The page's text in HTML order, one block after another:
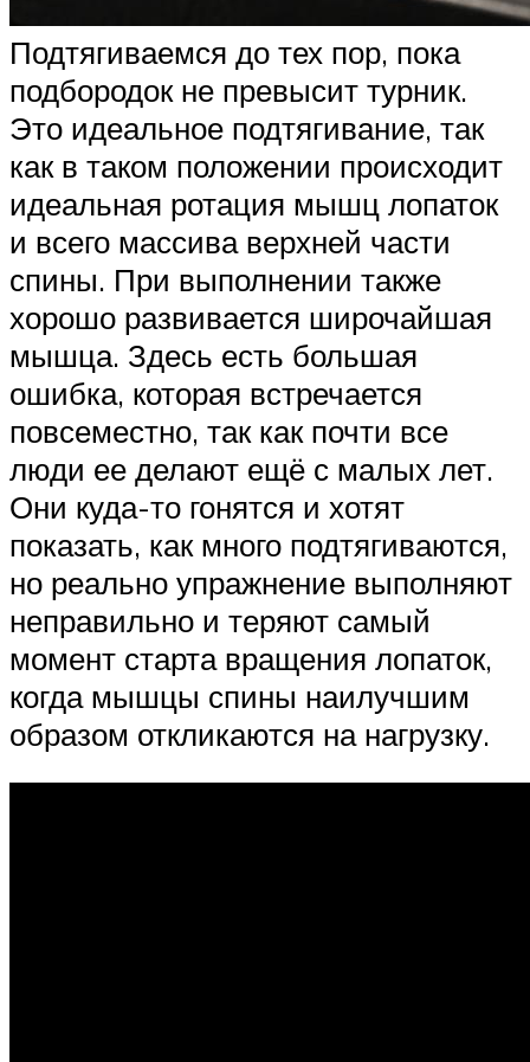
Подтягиваемся до тех пор, пока
подбородок не превысит турник.
Это идеальное подтягивание, так
как в таком положении происходит
идеальная ротация мышц лопаток
и всего массива верхней части
спины. При выполнении также
хорошо развивается широчайшая
мышца. Здесь есть большая
ошибка, которая встречается
повсеместно, так как почти все
люди ее делают ещё с малых лет.
Они куда-то гонятся и хотят
показать, как много подтягиваются,
но реально упражнение выполняют
неправильно и теряют самый
момент старта вращения лопаток,
когда мышцы спины наилучшим
образом откликаются на нагрузку.